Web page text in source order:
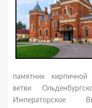
памятник
ветви
Императорское